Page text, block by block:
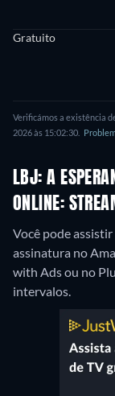
Gratuito
Verificámos a existência
2026 às 15:02:30.
LBJ: A
ONLINE:
Você pode assistir
assinatura no
with Ads ou no
intervalos.